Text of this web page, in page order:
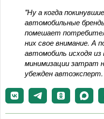
"Ну а когда
автомобильные
помешает
них свое внимание. А
автомобиль исходя
минимизации затрат
убежден автоэксперт.